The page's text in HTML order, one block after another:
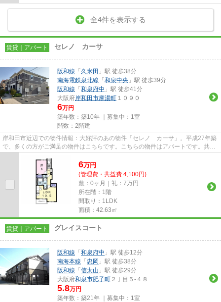
全4件を表示する
賃貸｜アパート セレノ カーサ
阪和線 「 久米田 」駅 徒歩38分
南海電鉄泉北線 「 和泉中央 」駅 徒歩39分
阪和線 「 和泉府中 」駅 徒歩41分
大阪府岸和田市摩湯町 １０９０
6万円
築年数：築10年 ｜募集中： 1室
階数：2階建
岸和田市近辺での物件情報：大好評のあの物件「セレノ カーサ」。平成27年築
で、多くの方がご満足の物件はこちらです。こちらの物件はアパートです。共用
6万円
(管理費・共益費 4,100円)
敷：0ヶ月｜礼：7万円
所在階：1階
間取り：1LDK
面積：42.63㎡
賃貸｜アパート グレイスコート
阪和線 「 和泉府中 」駅 徒歩12分
南海本線 「 忠岡 」駅 徒歩38分
阪和線 「 信太山 」駅 徒歩29分
大阪府和泉市肥子町 ２丁目５-４８
5.8万円
築年数：築21年 ｜募集中： 1室